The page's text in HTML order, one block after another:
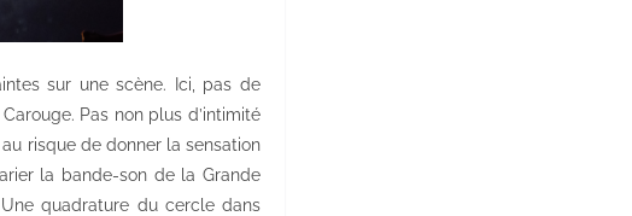
sur une scène. Ici, pas de
Pas non plus d’intimité
risque de donner la sensation
la bande-son de la Grande
quadrature du cercle dans